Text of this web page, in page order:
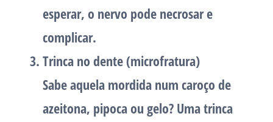
esperar, o nervo pode necrosar e
complicar.
Trinca no dente (microfratura)
Sabe aquela mordida num caroço de
azeitona, pipoca ou gelo? Uma trinca